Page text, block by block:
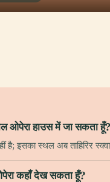
ओपेरा हाउस में जा सकता हूँ?
इसका स्थल अब ताहिरिर
कहाँ देख सकता हूँ?